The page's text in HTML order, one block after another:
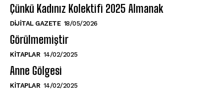
Çünkü Kadınız Kolektifi 2025 Almanak
DIJITAL GAZETE 18/05/2026
Görülmemiştir
KITAPLAR 14/02/2025
Anne Gölgesi
KITAPLAR 14/02/2025